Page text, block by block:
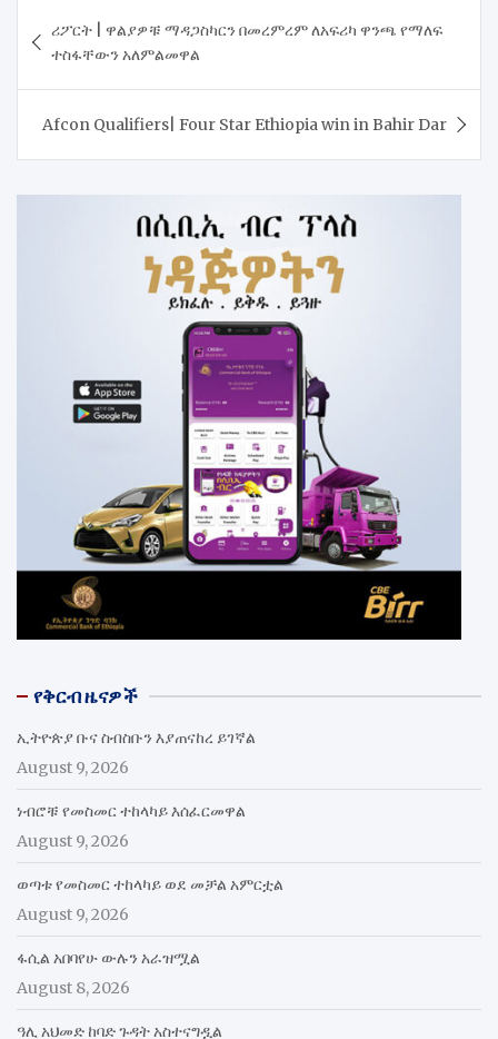
navigation
ሪፖርት | ዋልያዎቹ ማዳጋስካርን በመረምረም ለአፍሪካ ዋንጫ የማለፍ
ተስፋቸውን አለምልመዋል
Afcon Qualifiers| Four Star Ethiopia win in Bahir Dar
የቅርብ ዜናዎች
ኢትዮጵያ ቡና ስብስቡን እያጠናከረ ይገኛል
August 9, 2026
ነብሮቹ የመስመር ተከላካይ እሰፈርመዋል
August 9, 2026
ወጣቱ የመስመር ተከላካይ ወደ መቻል አምርቷል
August 9, 2026
ፋሲል አበባየሁ ውሉን አራዝሟል
August 8, 2026
ዓሊ አህመድ ከባድ ጉዳት አስተናግዷል